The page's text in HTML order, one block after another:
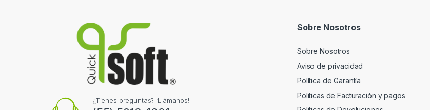
¿Tienes preguntas? ¡Llámanos!
Sobre Nosotros
Sobre Nosotros
Aviso de privacidad
Política de Garantía
Politicas de Facturación y pagos